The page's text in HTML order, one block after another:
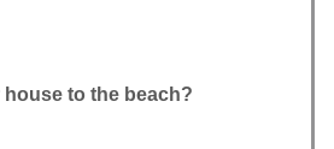
house to the beach?